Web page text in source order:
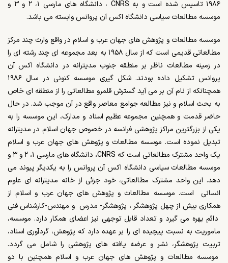
۱۹۸۶ تاسیس شده است و به CNRS ، دانشگاه های مارسی ۱، ۲ و ۳ و
موسسه مطالعات سیاسی دانشگاه اکس آن پروانس وابسته می باشد.
موسسه مطالعات و پژوهش های جهان عرب و اسلام در واقع وارث چند مرکز
مطالعاتی قدیمی است که از سال ۱۹۵۸ به بعد مجموعه ای چند رشته ای را
در زمینه مطالعات ناظر بر منطقه جنوب مدیترانه در دانشگاه اکس آن
پروانس تشکیل داده بودند. شکل گیری موسسه کنونی در سال ۱۹۸۶
همچنانکه از نام آن بر می آید گسترش قلمرو مطالعاتی را از منطقه ای خاص
به بحث اسلام و نیز مطالعه جوامع معاصر واقع در آن موجب شد. در حال
حاضر قدمت و همچنین مجموعه عظیم اسناد و مدارک، این موسسه را به
یکی از بزرگترین مراکز پژوهشی فرانسه در خصوص جهان اسلام در مدیترانه
تبدیل نموده است. موسسه مطالعات و پژوهش های جهان عرب و اسلام
یک واحد مشترک مطالعاتی است که CNRS، دانشگاه های مارسی ۱، ۲ و ۳ و
موسسه مطالعات سیاسی دانشگاه اکس آن پروانس را به یکدیگر پیوند می
دهد. این واحد مشترک مطالعاتی، خود جزئی از خانه مدیترانه ای علوم
انسانی است. موسسه مطالعات و پژوهش های جهان عرب و اسلام از
همکاری بیش از چهل پژوهشگر ، پژوهشگر- مدرس و مهندس-کارشناس فنی
دائم بهره می گیرد و تعداد قابل توجهی نیز اعضای همکار دارد. موسسه،
ماموریت به نسبت پیچیده ای را بر عهده دارد که پژوهش، گردآوری اسناد،
تربیت پژوهشگر، نشر و عرضه یافته های پژوهشی را شامل می گردد.
موسسه مطالعات و پژوهش های جهان عرب و اسلام همچنین با دو